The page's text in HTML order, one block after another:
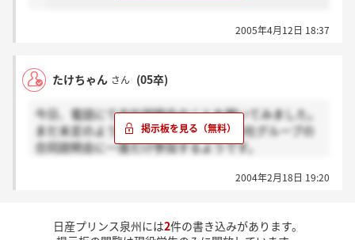
2005年4月12日 18:37
たけちゃん さん (05卒)
今日、電話にて会社説明会のことを聞いてみました。
まだ未定のようで3月10日の日産販売会社グループの
合同説明会に一度だけ参加するようです。
2004年2月18日 19:20
日産プリンス泉州には2件の書き込みがあります。